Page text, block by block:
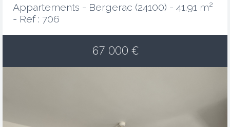
Appartements - Bergerac (24100) - 41.91 m²
- Ref : 706
67 000 €